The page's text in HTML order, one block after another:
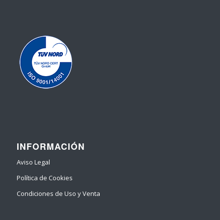
INFORMACIÓN
Aviso Legal
Política de Cookies
Condiciones de Uso y Venta